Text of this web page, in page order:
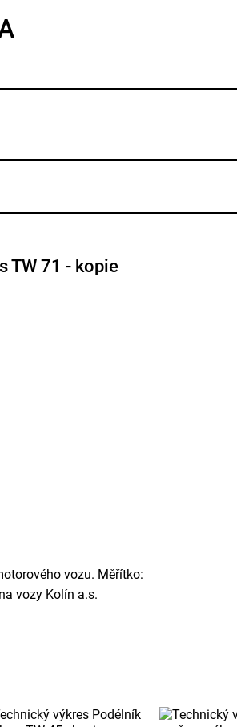
TW 71 - kopie
vozu. Měřítko:
vozy Kolín a.s.